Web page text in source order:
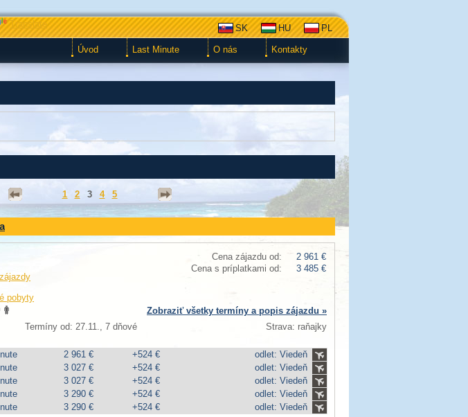
Translate SK HU PL
Úvod Last Minute O nás Kontakty
1 2 3 4 5
Cena zájazdu od:
2 961 €
Cena s príplatkami od:
3 485 €
pobyty
Zobraziť všetky termíny a popis zájazdu »
Termíny od: 27.11., 7 dňové
Strava: raňajky
2 961 € +524 €
odlet: Viedeň
3 027 € +524 €
odlet: Viedeň
3 027 € +524 €
odlet: Viedeň
3 290 € +524 €
odlet: Viedeň
3 290 € +524 €
odlet: Viedeň